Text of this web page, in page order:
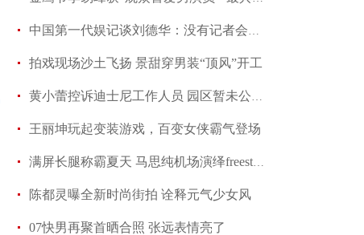
中国第一代娱记谈刘德华：没有记者会不喜欢他
拍戏现场沙土飞扬 景甜穿男装“顶风”开工
黄小蕾控诉迪士尼工作人员 园区暂未公开回应当事
王丽坤玩起变装游戏，百变女侠霸气登场
满屏长腿称霸夏天 马思纯机场演绎freestyle
陈都灵曝全新时尚街拍 诠释元气少女风
07快男再聚首晒合照 张远表情亮了